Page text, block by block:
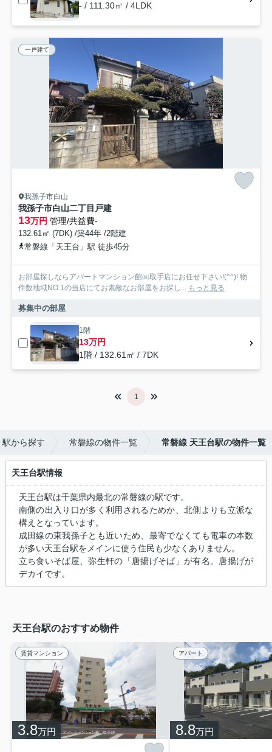
- / 111.30㎡ / 4LDK
一戸建て
我孫子市白山
我孫子市白山二丁目戸建
13万円 管理/共益費-
132.61㎡ (7DK) /築44年 /2階建
常磐線「天王台」駅 徒歩45分
お部屋探しならアパートマンション館㈱取手店にお任せ下さい!(^^)! 物
件数地域NO.1の当店にてお素敵なお部屋をお探し... もっと見る
募集中の部屋
1階
13万円
1階 / 132.61㎡ / 7DK
1
駅から探す 常磐線の物件一覧 常磐線 天王台駅の物件一覧
天王台駅情報
天王台駅は千葉県内最北の常磐線の駅です。
南側の出入り口が多く利用されるためか、北側よりも立派な
構えとなっています。
成田線の東我孫子とも近いため、最寄でなくても電車の本数
が多い天王台駅をメインに使う住民も少なくありません。
立ち食いそば屋、弥生軒の「唐揚げそば」が有名。唐揚げが
デカイです。
天王台駅のおすすめ物件
賃貸マンション
3.8万円
アパート
8.8万円